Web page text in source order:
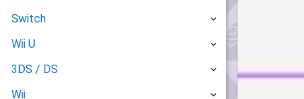
Switch
Wii U
3DS / DS
Wii